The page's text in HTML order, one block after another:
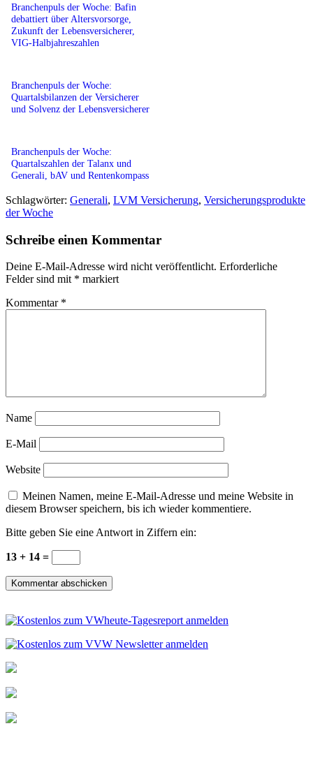
Branchenpuls der Woche: Bafin
debattiert über Altersvorsorge,
Zukunft der Lebensversicherer,
VIG-Halbjahreszahlen
Branchenpuls der Woche:
Quartalsbilanzen der Versicherer
und Solvenz der Lebensversicherer
Branchenpuls der Woche:
Quartalszahlen der Talanx und
Generali, bAV und Rentenkompass
Schlagwörter: Generali, LVM Versicherung, Versicherungsprodukte
der Woche
Schreibe einen Kommentar
Deine E-Mail-Adresse wird nicht veröffentlicht. Erforderliche
Felder sind mit * markiert
Kommentar *
Name
E-Mail
Website
Meinen Namen, meine E-Mail-Adresse und meine Website in
diesem Browser speichern, bis ich wieder kommentiere.
Bitte geben Sie eine Antwort in Ziffern ein:
13 + 14 =